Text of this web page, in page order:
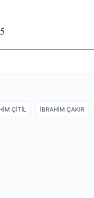
ÇİTİL İBRAHİM ÇAKIR